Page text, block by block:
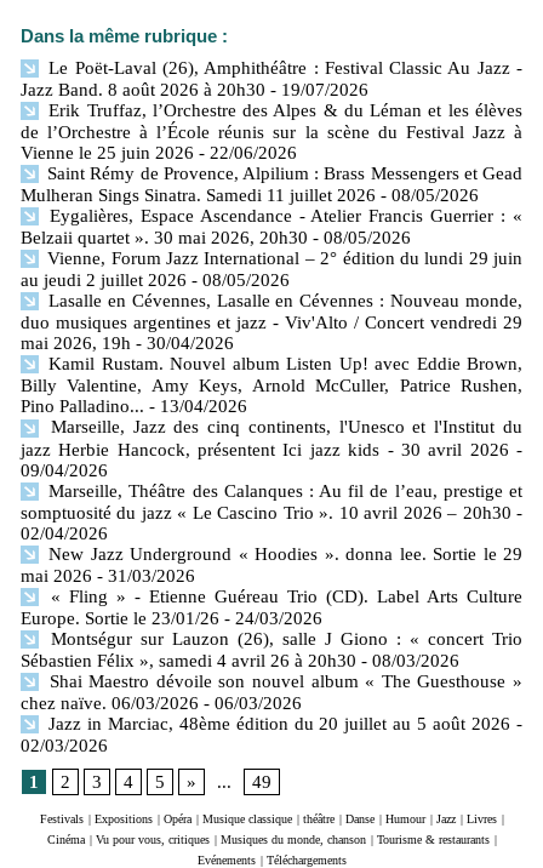
Dans la même rubrique :
Le Poët-Laval (26), Amphithéâtre : Festival Classic Au Jazz -
Jazz Band. 8 août 2026 à 20h30 - 19/07/2026
Erik Truffaz, l’Orchestre des Alpes & du Léman et les élèves
de l’Orchestre à l’École réunis sur la scène du Festival Jazz à
Vienne le 25 juin 2026 - 22/06/2026
Saint Rémy de Provence, Alpilium : Brass Messengers et Gead
Mulheran Sings Sinatra. Samedi 11 juillet 2026 - 08/05/2026
Eygalières, Espace Ascendance - Atelier Francis Guerrier : «
Belzaii quartet ». 30 mai 2026, 20h30 - 08/05/2026
Vienne, Forum Jazz International – 2° édition du lundi 29 juin
au jeudi 2 juillet 2026 - 08/05/2026
Lasalle en Cévennes, Lasalle en Cévennes : Nouveau monde,
duo musiques argentines et jazz - Viv'Alto / Concert vendredi 29
mai 2026, 19h - 30/04/2026
Kamil Rustam. Nouvel album Listen Up! avec Eddie Brown,
Billy Valentine, Amy Keys, Arnold McCuller, Patrice Rushen,
Pino Palladino... - 13/04/2026
Marseille, Jazz des cinq continents, l'Unesco et l'Institut du
jazz Herbie Hancock, présentent Ici jazz kids - 30 avril 2026 -
09/04/2026
Marseille, Théâtre des Calanques : Au fil de l’eau, prestige et
somptuosité du jazz « Le Cascino Trio ». 10 avril 2026 – 20h30 -
02/04/2026
New Jazz Underground « Hoodies ». donna lee. Sortie le 29
mai 2026 - 31/03/2026
« Fling » - Etienne Guéreau Trio (CD). Label Arts Culture
Europe. Sortie le 23/01/26 - 24/03/2026
Montségur sur Lauzon (26), salle J Giono : « concert Trio
Sébastien Félix », samedi 4 avril 26 à 20h30 - 08/03/2026
Shai Maestro dévoile son nouvel album « The Guesthouse »
chez naïve. 06/03/2026 - 06/03/2026
Jazz in Marciac, 48ème édition du 20 juillet au 5 août 2026 -
02/03/2026
1
2 3 4 5 » ... 49
Festivals | Expositions | Opéra | Musique classique | théâtre | Danse | Humour | Jazz | Livres |
Cinéma | Vu pour vous, critiques | Musiques du monde, chanson | Tourisme & restaurants |
Evénements | Téléchargements